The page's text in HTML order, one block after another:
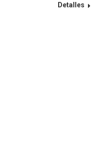
Detalles